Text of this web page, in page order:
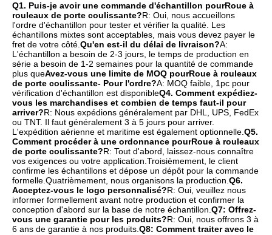
Q1. Puis-je avoir une commande d'échantillon pourRoue à
rouleaux de porte coulissante?R: Oui, nous accueillons
l'ordre d'échantillon pour tester et vérifier la qualité. Les
échantillons mixtes sont acceptables, mais vous devez payer le
fret de votre côté. Qu'en est-il du délai de livraison?A:
L'échantillon a besoin de 2-3 jours, le temps de production en
série a besoin de 1-2 semaines pour la quantité de commande
plus queAvez-vous une limite de MOQ pourRoue à rouleaux
de porte coulissante- Pour l'ordre?A: MOQ faible, 1pc pour
vérification d'échantillon est disponibleQ4. Comment expédiez-
vous les marchandises et combien de temps faut-il pour
arriver?R: Nous expédions généralement par DHL, UPS, FedEx
ou TNT. Il faut généralement 3 à 5 jours pour arriver.
L'expédition aérienne et maritime est également optionnelle. Q5.
Comment procéder à une ordonnance pourRoue à rouleaux
de porte coulissante?R: Tout d'abord, laissez-nous connaître
vos exigences ou votre application.Troisièmement, le client
confirme les échantillons et dépose un dépôt pour la commande
formelle.Quatrièmement, nous organisons la production. Q6.
Acceptez-vous le logo personnalisé?R: Oui, veuillez nous
informer formellement avant notre production et confirmer la
conception d'abord sur la base de notre échantillon. Q7: Offrez-
vous une garantie pour les produits?R: Oui, nous offrons 3 à
6 ans de garantie à nos produits. Q8: Comment traiter avec le